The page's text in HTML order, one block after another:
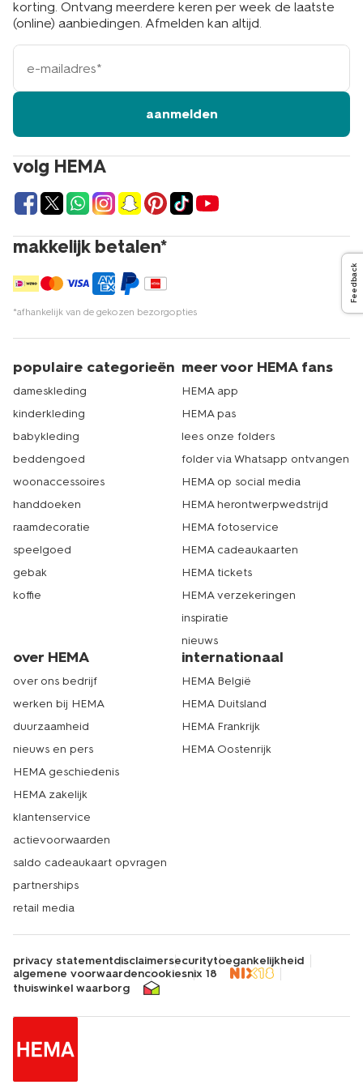
volg HEMA
makkelijk betalen*
*afhankelijk van de gekozen bezorgopties
korting. Ontvang meerdere keren per week de laatste
(online) aanbiedingen. Afmelden kan altijd.
e-
mailadres
aanmelden
populaire categorieën
dameskleding
kinderkleding
babykleding
beddengoed
woonaccessoires
handdoeken
raamdecoratie
speelgoed
gebak
koffie
meer voor HEMA fans
HEMA app
HEMA pas
lees onze folders
folder via Whatsapp ontvangen
HEMA op social media
HEMA herontwerpwedstrijd
HEMA fotoservice
HEMA cadeaukaarten
HEMA tickets
HEMA verzekeringen
inspiratie
nieuws
over HEMA
over ons bedrijf
werken bij HEMA
duurzaamheid
nieuws en pers
HEMA geschiedenis
HEMA zakelijk
klantenservice
actievoorwaarden
saldo cadeaukaart opvragen
partnerships
retail media
internationaal
HEMA België
HEMA Duitsland
HEMA Frankrijk
HEMA Oostenrijk
privacy statementdisclaimersecuritytoegankelijkheid
algemene voorwaardencookiesnix 18
thuiswinkel waarborg
Feedback